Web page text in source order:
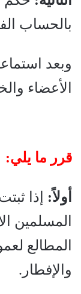
بالحساب
وبعد
الأعضاء
قرر ما يلي:
أولاً: إذا
المسلمين
المطالع
والإفطار.